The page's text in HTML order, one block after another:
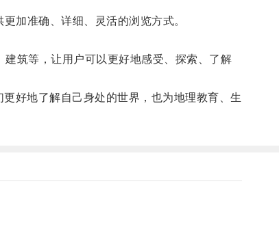
加准确、详细、灵活的浏览方式。
筑等，让用户可以更好地感受、探索、了解
好地了解自己身处的世界，也为地理教育、生